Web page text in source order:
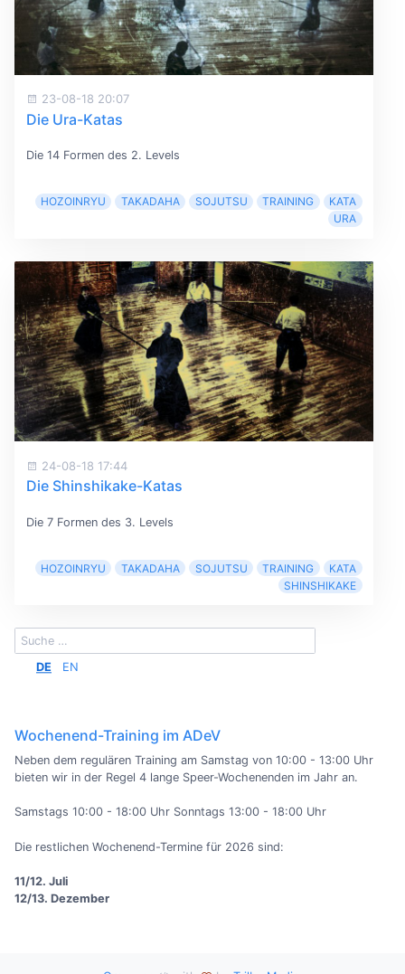
23-08-18 20:07
Die Ura-Katas
Die 14 Formen des 2. Levels
HOZOINRYU TAKADAHA SOJUTSU TRAINING
KATA
URA
24-08-18 17:44
Die Shinshikake-Katas
Die 7 Formen des 3. Levels
HOZOINRYU TAKADAHA SOJUTSU TRAINING
KATA
SHINSHIKAKE
DE EN
Wochenend-Training im ADeV
Neben dem regulären Training am Samstag von 10:00 - 13:00 Uhr
bieten wir in der Regel 4 lange Speer-Wochenenden im Jahr an.
Samstags 10:00 - 18:00 Uhr Sonntags 13:00 - 18:00 Uhr
Die restlichen Wochenend-Termine für 2026 sind:
11/12. Juli
12/13. Dezember